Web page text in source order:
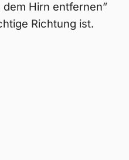
dem Hirn entfernen”
Richtung ist.